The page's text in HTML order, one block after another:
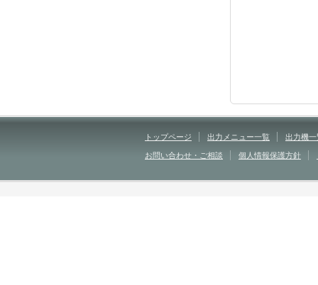
トップページ 出力メニュー一覧 出力機一
お問い合わせ・ご相談 個人情報保護方針